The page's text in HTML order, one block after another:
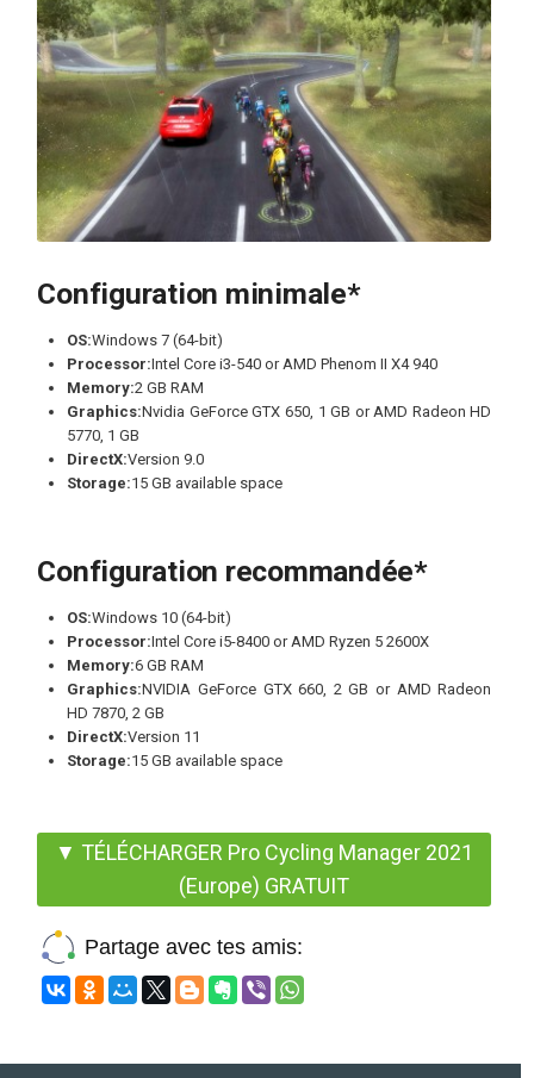
Configuration minimale*
OS:Windows 7 (64-bit)
Processor:Intel Core i3-540 or AMD Phenom II X4 940
Memory:2 GB RAM
Graphics:Nvidia GeForce GTX 650, 1 GB or AMD Radeon HD
5770, 1 GB
DirectX:Version 9.0
Storage:15 GB available space
Configuration recommandée*
OS:Windows 10 (64-bit)
Processor:Intel Core i5-8400 or AMD Ryzen 5 2600X
Memory:6 GB RAM
Graphics:NVIDIA GeForce GTX 660, 2 GB or AMD Radeon
HD 7870, 2 GB
DirectX:Version 11
Storage:15 GB available space
▼ TÉLÉCHARGER Pro Cycling Manager 2021
(Europe) GRATUIT
Partage avec tes amis: